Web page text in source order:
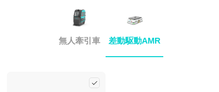
サービスサポート
無人牽引車 差動駆動AMR